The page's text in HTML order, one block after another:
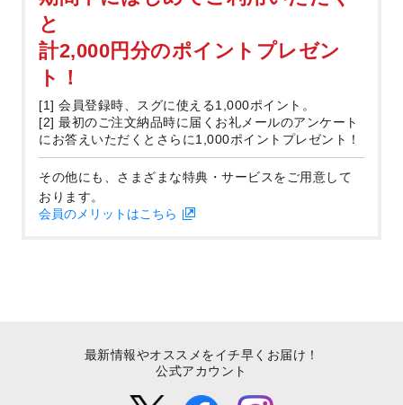
と
計2,000円分のポイントプレゼン
ト！
[1] 会員登録時、スグに使える1,000ポイント。
[2] 最初のご注文納品時に届くお礼メールのアンケート
にお答えいただくとさらに1,000ポイントプレゼント！
その他にも、さまざまな特典・サービスをご用意して
おります。
会員のメリットはこちら
最新情報やオススメをイチ早くお届け！
公式アカウント